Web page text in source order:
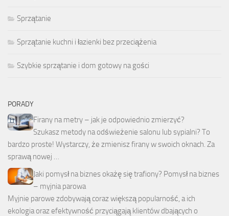
Sprzątanie
Sprzątanie kuchni i łazienki bez przeciążenia
Szybkie sprzątanie i dom gotowy na gości
PORADY
Firany na metry – jak je odpowiednio zmierzyć?
Szukasz metody na odświeżenie salonu lub sypialni? To
bardzo proste! Wystarczy, że zmienisz firany w swoich oknach. Za
sprawą nowej …
Jaki pomysł na biznes okażę się trafiony? Pomysł na biznes
– myjnia parowa
Myjnie parowe zdobywają coraz większą popularność, a ich
ekologia oraz efektywność przyciągają klientów dbających o